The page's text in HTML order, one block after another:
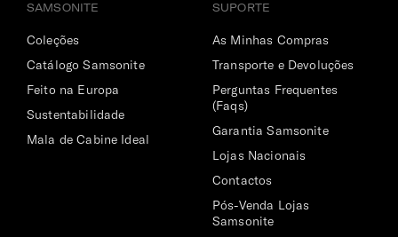
SAMSONITE
Coleções
Catálogo Samsonite
Feito na Europa
Sustentabilidade
Mala de Cabine Ideal
SUPORTE
As Minhas Compras
Transporte e Devoluções
Perguntas Frequentes
(Faqs)
Garantia Samsonite
Lojas Nacionais
Contactos
Pós-Venda Lojas
Samsonite